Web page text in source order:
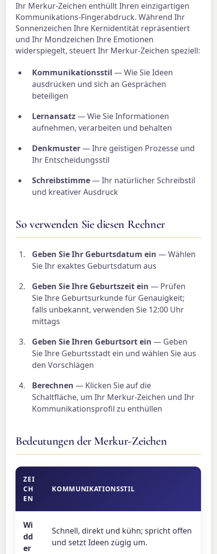
Ihr Merkur-Zeichen enthüllt Ihren einzigartigen
Kommunikations-Fingerabdruck. Während Ihr
Sonnenzeichen Ihre Kernidentität repräsentiert
und Ihr Mondzeichen Ihre Emotionen
widerspiegelt, steuert Ihr Merkur-Zeichen speziell:
Kommunikationsstil — Wie Sie Ideen
ausdrücken und sich an Gesprächen
beteiligen
Lernansatz— Wie Sie Informationen
aufnehmen, verarbeiten und behalten
Denkmuster— Ihre geistigen Prozesse und
Ihr Entscheidungsstil
Schreibstimme— Ihr natürlicher Schreibstil
und kreativer Ausdruck
So verwenden Sie diesen Rechner
Geben Sie Ihr Geburtsdatum ein — Wählen
Sie Ihr exaktes Geburtsdatum aus
Geben Sie Ihre Geburtszeit ein — Prüfen
Sie Ihre Geburtsurkunde für Genauigkeit;
falls unbekannt, verwenden Sie 12:00 Uhr
mittags
Geben Sie Ihren Geburtsort ein — Geben
Sie Ihre Geburtsstadt ein und wählen Sie aus
den Vorschlägen
Berechnen — Klicken Sie auf die
Schaltfläche, um Ihr Merkur-Zeichen und Ihr
Kommunikationsprofil zu enthüllen
Bedeutungen der Merkur-Zeichen
ZEI
CH
EN
KOMMUNIKATIONSSTIL
Wi
dd
er
Schnell, direkt und kühn; spricht offen
und setzt Ideen zügig um.